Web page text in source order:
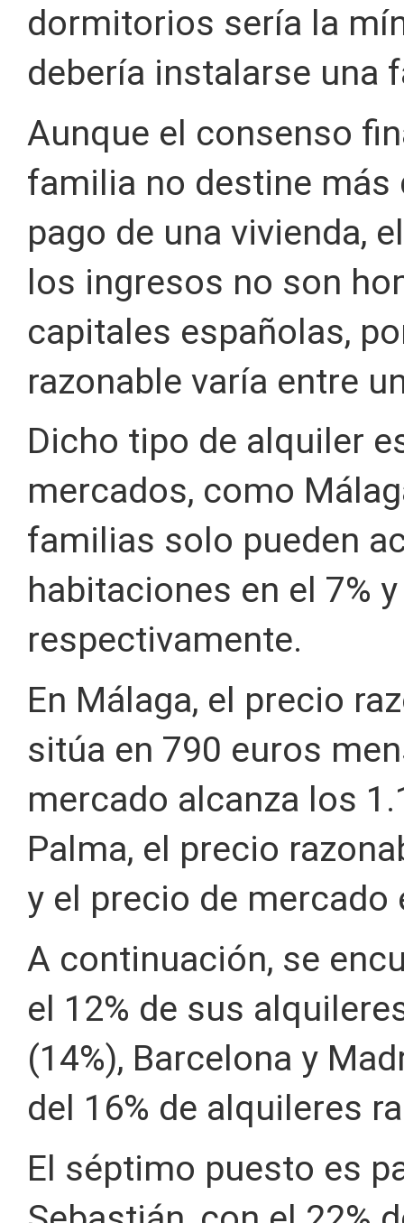
dormitorios sería la
debería instalarse una
Aunque el consenso
familia no destine más
pago de una vivienda,
los ingresos no son
capitales españolas,
razonable varía entre
Dicho tipo de alquiler
mercados, como
familias solo pueden
habitaciones en el 7%
respectivamente.
En Málaga, el precio
sitúa en 790 euros
mercado alcanza los
Palma, el precio
y el precio de mercado
A continuación, se
el 12% de sus
(14%), Barcelona y
del 16% de alquileres
El séptimo puesto es